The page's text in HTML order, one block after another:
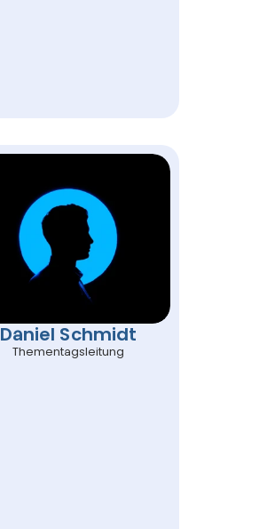
Daniel Schmidt
Thementagsleitung